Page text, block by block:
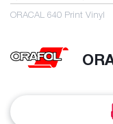
ORACAL 640 Print Vinyl